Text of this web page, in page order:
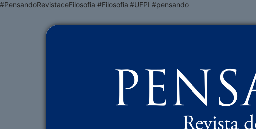
#PensandoRevistadeFilosofia #Filosofia #UFPI #pensando